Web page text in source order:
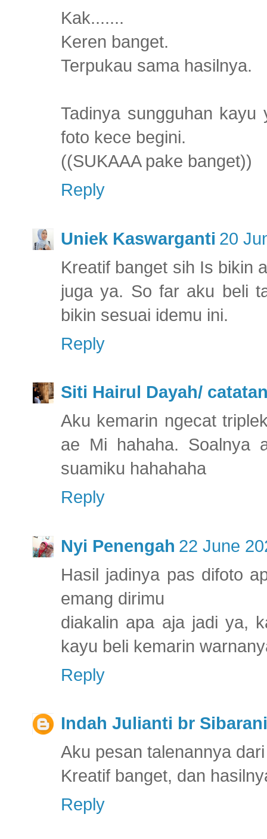
Kak.......
Keren banget.
Terpukau sama hasilnya.
Tadinya sungguhan
foto kece begini.
((SUKAAA pake banget))
Reply
Uniek Kaswarganti 20
Kreatif banget sih Is bikin
juga ya. So far aku beli
bikin sesuai idemu ini.
Reply
Siti Hairul Dayah/
Aku kemarin ngecat
ae Mi hahaha. Soalnya
suamiku hahahaha
Reply
Nyi Penengah 22 June
Hasil jadinya pas difoto
emang dirimu
diakalin apa aja jadi ya,
kayu beli kemarin
Reply
Indah Julianti br Sibarani
Aku pesan talenannya
Kreatif banget, dan
Reply